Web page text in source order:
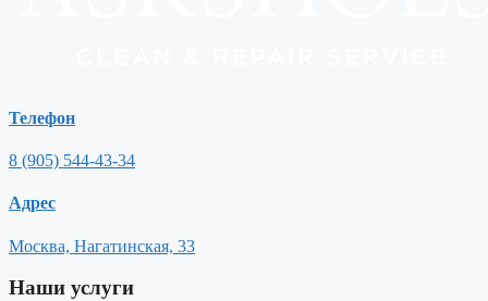
Телефон
8 (905) 544-43-34
Адрес
Москва, Нагатинская, 33
Наши услуги